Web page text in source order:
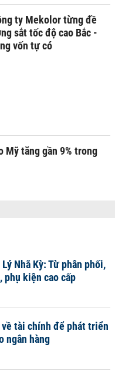
ty Mekolor từng đề
sắt tốc độ cao Bắc -
vốn tự có
Mỹ tăng gần 9% trong
Nhã Kỳ: Từ phân phối,
kiện cao cấp
tài chính để phát triển
ngân hàng